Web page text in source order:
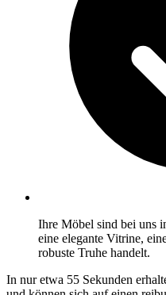
Ihre Möbel sind bei uns
eine elegante Vitrine,
robuste Truhe handelt.
In nur etwa 55 Sekunden